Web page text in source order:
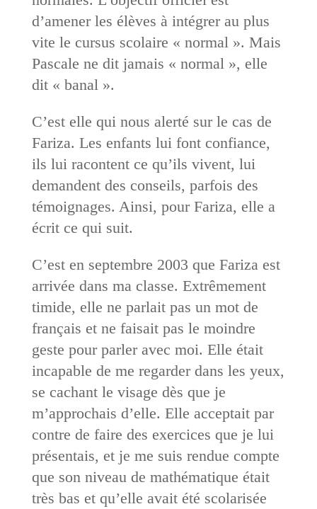
d’amener les élèves à intégrer au plus
vite le cursus scolaire « normal ». Mais
Pascale ne dit jamais « normal », elle
dit « banal ».
C’est elle qui nous alerté sur le cas de
Fariza. Les enfants lui font confiance,
ils lui racontent ce qu’ils vivent, lui
demandent des conseils, parfois des
témoignages. Ainsi, pour Fariza, elle a
écrit ce qui suit.
C’est en septembre 2003 que Fariza est
arrivée dans ma classe. Extrêmement
timide, elle ne parlait pas un mot de
français et ne faisait pas le moindre
geste pour parler avec moi. Elle était
incapable de me regarder dans les yeux,
se cachant le visage dès que je
m’approchais d’elle. Elle acceptait par
contre de faire des exercices que je lui
présentais, et je me suis rendue compte
que son niveau de mathématique était
très bas et qu’elle avait été scolarisée